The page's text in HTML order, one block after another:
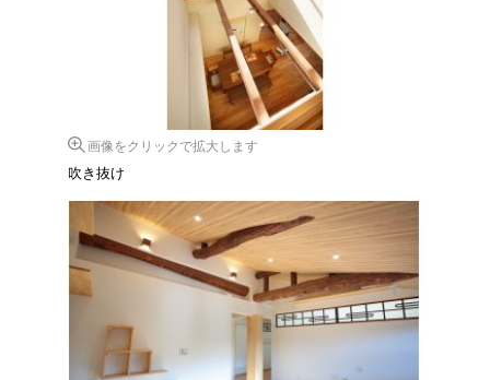
画像をクリックで拡大します
吹き抜け